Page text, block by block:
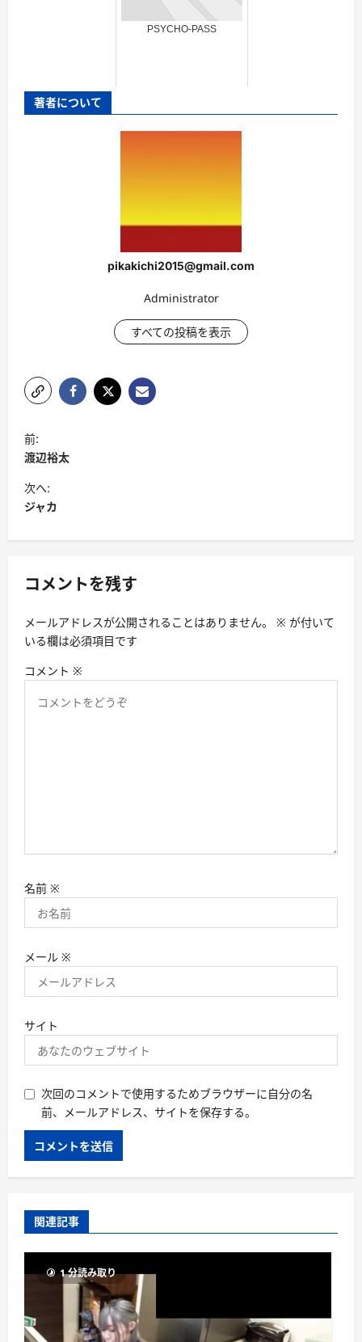
PSYCHO-PASS
著者について
pikakichi2015@gmail.com
Administrator
すべての投稿を表示
投
稿
ナ
ビ
シ
ン
前:
渡辺裕太
次へ:
ジャカ
コメントを残す
メールアドレスが公開されることはありません。 ※ が付いて
いる欄は必須項目です
コメント ※
名前 ※
メール ※
サイト
次回のコメントで使用するためブラウザーに自分の名
前、メールアドレス、サイトを保存する。
関連記事
1 分読み取り